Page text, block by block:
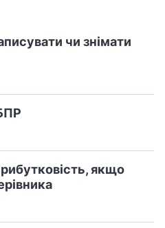
чи знімати
якщо